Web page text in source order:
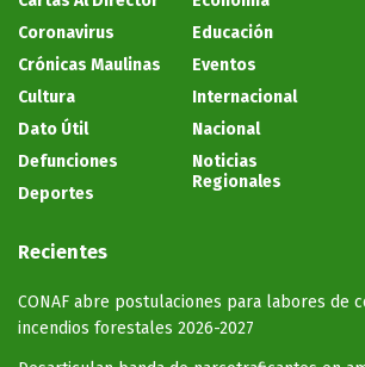
Coronavirus
Crónicas Maulinas
Cultura
Dato Útil
Defunciones
Deportes
Educación
Eventos
Internacional
Nacional
Noticias
Regionales
Recientes
CONAF abre postulaciones para labores de
incendios forestales 2026-2027